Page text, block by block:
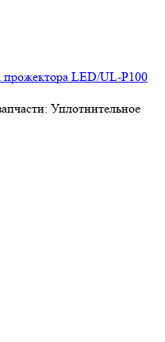
прожектора LED/UL-P100
Уплотнительное